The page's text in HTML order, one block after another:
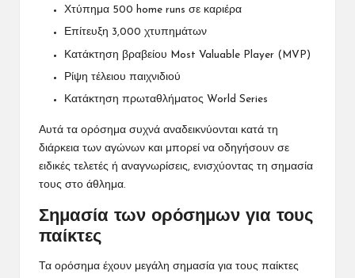
Χτύπημα 500 home runs σε καριέρα
Επίτευξη 3,000 χτυπημάτων
Κατάκτηση βραβείου Most Valuable Player (MVP)
Ρίψη τέλειου παιχνιδιού
Κατάκτηση πρωταθλήματος World Series
Αυτά τα ορόσημα συχνά αναδεικνύονται κατά τη
διάρκεια των αγώνων και μπορεί να οδηγήσουν σε
ειδικές τελετές ή αναγνωρίσεις, ενισχύοντας τη σημασία
τους στο άθλημα.
Σημασία των ορόσημων για τους
παίκτες
Τα ορόσημα έχουν μεγάλη σημασία για τους παίκτες